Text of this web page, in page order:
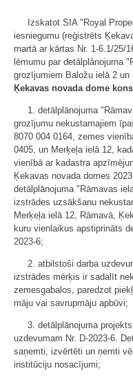
Izskatot SIA "Royal
iesniegumu (reģistrēts
martā ar kārtas Nr. 1-6.1/25/
lēmumu par detālplānojuma
grozījumiem Baložu ielā 2
Ķekavas novada dome
1. detālplānojuma
grozījumu nekustamajiem
8070 004 0164, zemes
0405, un Merķeļa ielā 12,
vienībā ar kadastra
Ķekavas novada domes
detālplānojuma "Rāmavas
izstrādes uzsākšanu
Merķeļa ielā 12, Rāmavā,
kuru vienlaikus apstiprināts
2023-6;
2. atbilstoši darba
izstrādes mērķis ir sadalīt
zemesgabalos, paredzot
māju vai savrupmāju apbūvi;
3. detālplānojuma
uzdevumam Nr. D-2023-6.
saņemti, izvērtēti un ņemti
institūciju nosacījumi;